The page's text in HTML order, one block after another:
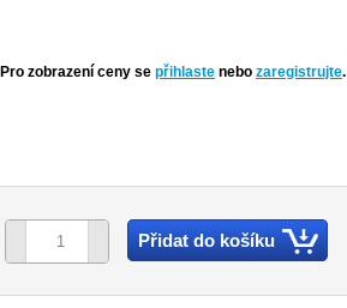
Pro zobrazení ceny se přihlaste nebo zaregistrujte.
Přidat do košíku